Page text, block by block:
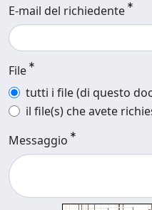
E-mail del richiedente
File
tutti i file (di questo
il file(s) che avete
Messaggio